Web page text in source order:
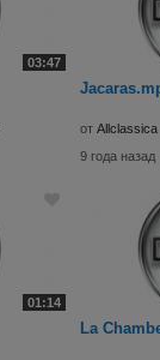
03:47
от Allclassica
9 года назад
01:14
La